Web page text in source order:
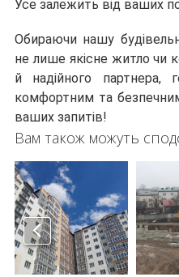
Усе залежить від ваших
Обираючи нашу
не лише якісне житло чи
й надійного партнера,
комфортним та
ваших запитів!
Вам також можуть